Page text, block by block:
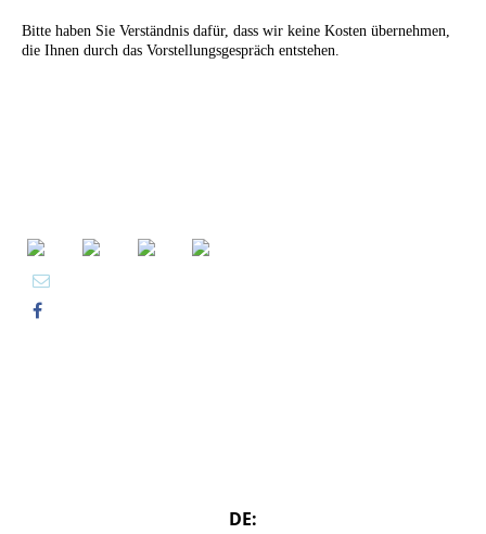
Bitte haben Sie Verständnis dafür, dass wir keine Kosten übernehmen,
die Ihnen durch das Vorstellungsgespräch entstehen.
DE: